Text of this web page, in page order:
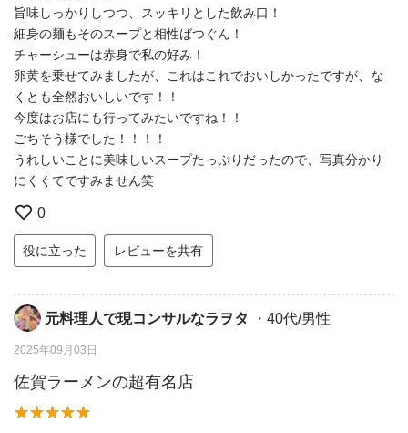
旨味しっかりしつつ、スッキリとした飲み口！
細身の麺もそのスープと相性ばつぐん！
チャーシューは赤身で私の好み！
卵黄を乗せてみましたが、これはこれでおいしかったですが、な
くとも全然おいしいです！！
今度はお店にも行ってみたいですね！！
ごちそう様でした！！！！
うれしいことに美味しいスープたっぷりだったので、写真分かり
にくくてですみません笑
0
役に立った レビューを共有
元料理人で現コンサルなラヲタ ・40代/男性
2025年09月03日
佐賀ラーメンの超有名店